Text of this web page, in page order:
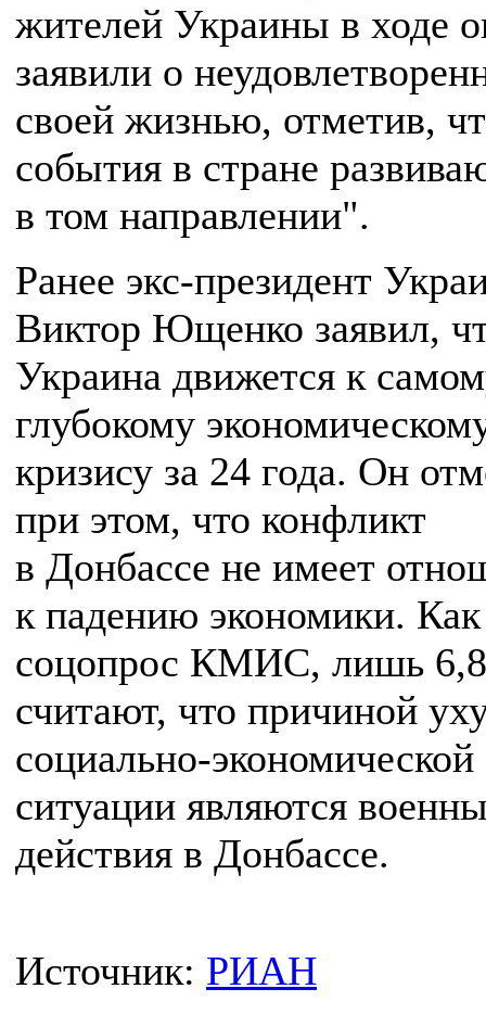
жителей Украины в ходе
заявили о
своей жизнью, отметив,
события в стране
в том направлении".
Ранее экс-президент
Виктор Ющенко заявил,
Украина движется к
глубокому
кризису за 24 года. Он
при этом, что конфликт
в Донбассе не имеет
к падению экономики. Как
соцопрос КМИС, лишь
считают, что причиной
социально-экономической
ситуации являются
действия в Донбассе.
Источник: РИАН